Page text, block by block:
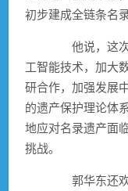
初步建成全链条名
他说，这次
工智能技术，加大
研合作，加强发展
的遗产保护理论体
地应对名录遗产面
挑战。
郭华东还欢